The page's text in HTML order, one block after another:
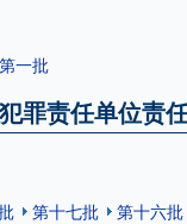
第一批
罪责任单位责
第十七批 第十六批